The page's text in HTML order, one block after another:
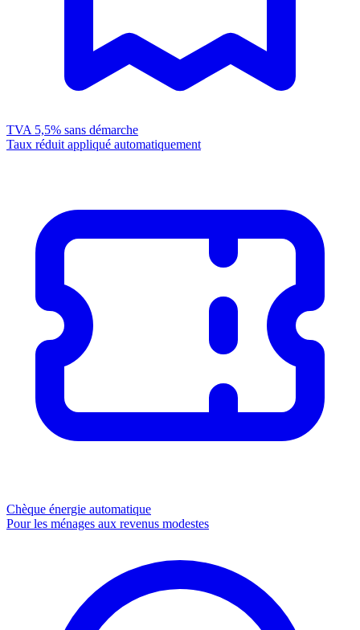
TVA 5,5% sans démarche
Taux réduit appliqué automatiquement
Chèque énergie automatique
Pour les ménages aux revenus modestes